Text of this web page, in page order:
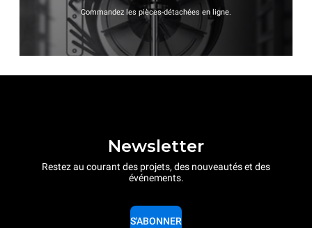
Commandez les pièces-détachées en ligne.
Newsletter
Restez au courant des projets, des nouveautés et des
événements.
S'ABONNER